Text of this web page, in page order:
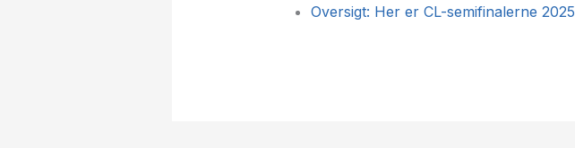
Oversigt: Her er CL-semifinalerne 2025